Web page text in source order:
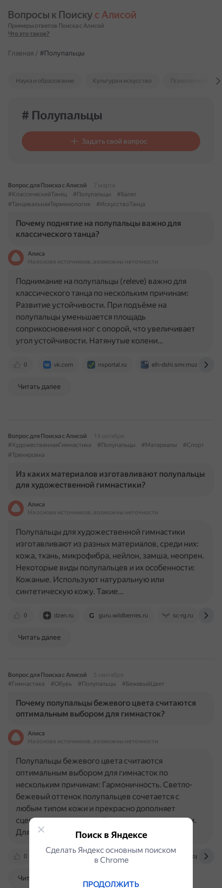
Вопросы к Поиску с Алисой
Примеры ответов Поиска с Алисой
Что это такое?
Главная / #Полупальцы
Наука и образование Культура и искусство Психология и
# Полупальцы
Задать свой вопрос
Вопрос для Поиска с Алисой
7 марта
#КлассическийТанец
#Полупальцы
#Балет
#ТанцевальнаяТерминология
#ИскусствоТанца
Почему поднятие на полупальцы важно для
классического танца?
Алиса
На основе источников, возможны неточности
0 vk.com nsportal.ru elh-dshi.smr.muzkult.ru
Поднимание на полупальцы (releve) важно для
классического танца по нескольким причинам:
Развитие устойчивости. При подъёме на
полупальцы уменьшается площадь
соприкосновения ног с опорой, что увеличивает
угол устойчивости. Натянутые колени…
Читать далее
Вопрос для Поиска с Алисой
14 октября
#ХудожественнаяГимнастика
#Полупальцы #Материалы
#Спорт
#Тренировка
Из каких материалов изготавливают полупальцы
для художественной гимнастики?
Алиса
На основе источников, возможны неточности
0 dzen.ru guru.wildberries.ru sc-rg.ru
Полупальцы для художественной гимнастики
изготавливают из разных материалов, среди них:
кожа, ткань, микрофибра, нейлон, замша, неопрен.
Некоторые виды полупальцев и их особенности:
Кожаные. Используют натуральную или
синтетическую кожу. Такие…
Читать далее
Вопрос для Поиска с Алисой
5 сентября
#Гимнастика
#Обувь #Полупальцы #БежевыйЦвет
Почему полупальцы бежевого цвета считаются
оптимальным выбором для гимнасток?
Алиса
На основе источников, возможны неточности
0 xn--80avbjec1a1a9bi.xn--p1ai gimnastik-shop.by
Полупальцы бежевого цвета считаются
оптимальным выбором для гимнасток по
нескольким причинам: Гармоничность. Светло-
бежевый оттенок полупальцев сочетается с
любым типом кожи и прекрасно дополняет
сценические костюмы. Гармоничность с ковром.
Для…
Читать далее
Поиск в Яндексе
Сделать Яндекс основным поиском
в Сhrome
ПРОДОЛЖИТЬ